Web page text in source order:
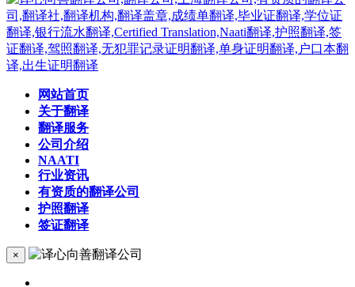
网站首页
关于翻译
翻译服务
公司介绍
NAATI
行业资讯
有资质的翻译公司
护照翻译
签证翻译
×